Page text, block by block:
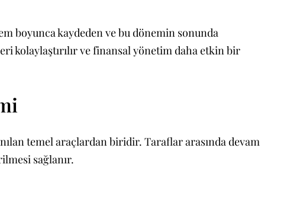
boyunca kaydeden ve bu dönemin sonunda
kolaylaştırılır ve finansal yönetim daha etkin bir
temel araçlardan biridir. Taraflar arasında devam
sağlanır.